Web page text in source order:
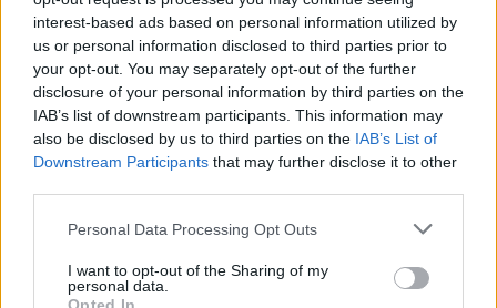
interest-based ads based on personal information utilized by
us or personal information disclosed to third parties prior to
your opt-out. You may separately opt-out of the further
disclosure of your personal information by third parties on the
IAB’s list of downstream participants. This information may
also be disclosed by us to third parties on the IAB’s List of
Downstream Participants that may further disclose it to other
Personal Data Processing Opt Outs
I want to opt-out of the Sharing of my
personal data.
Udinese Cagliari
2023 Udinese 1-2 Cagliari
2023 Cagliari 0-0 Udinese
2022 Udinese 5-1 Cagliari
2021 Cagliari